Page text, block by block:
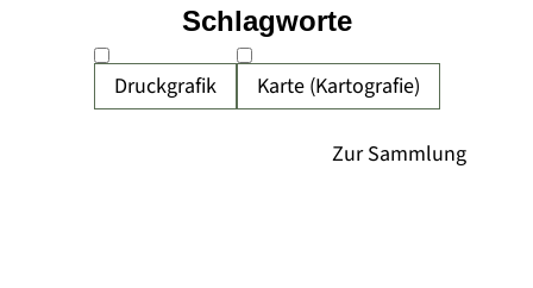
Druckgrafik Karte (Kartografie)
Schlagworte